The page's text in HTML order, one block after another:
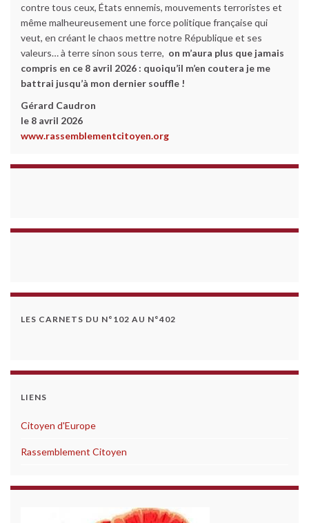
contre tous ceux, États ennemis, mouvements terroristes et
même malheureusement une force politique française qui
veut, en créant le chaos mettre notre République et ses
valeurs… à terre sinon sous terre, on m’aura plus que jamais
compris en ce 8 avril 2026 : quoiqu’il m’en coutera je me
battrai jusqu’à mon dernier souffle !
Gérard Caudron
le 8 avril 2026
www.rassemblementcitoyen.org
LES CARNETS DU N°102 AU N°402
LIENS
Citoyen d'Europe
Rassemblement Citoyen